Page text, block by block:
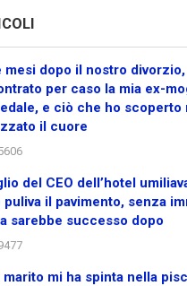
mesi dopo il nostro
per caso la mia ex-
e ciò che ho scoperto
il cuore
del CEO dell’hotel
puliva il pavimento, senza
sarebbe successo dopo
marito mi ha spinta nella